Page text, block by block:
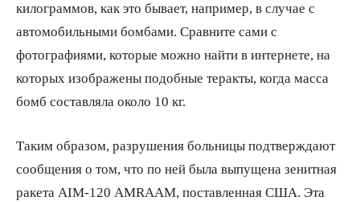
килограммов, как это бывает, например, в случае с
автомобильными бомбами. Сравните сами с
фотографиями, которые можно найти в интернете, на
которых изображены подобные теракты, когда масса
бомб составляла около 10 кг.
Таким образом, разрушения больницы подтверждают
сообщения о том, что по ней была выпущена зенитная
ракета AIM-120 AMRAAM, поставленная США. Эта